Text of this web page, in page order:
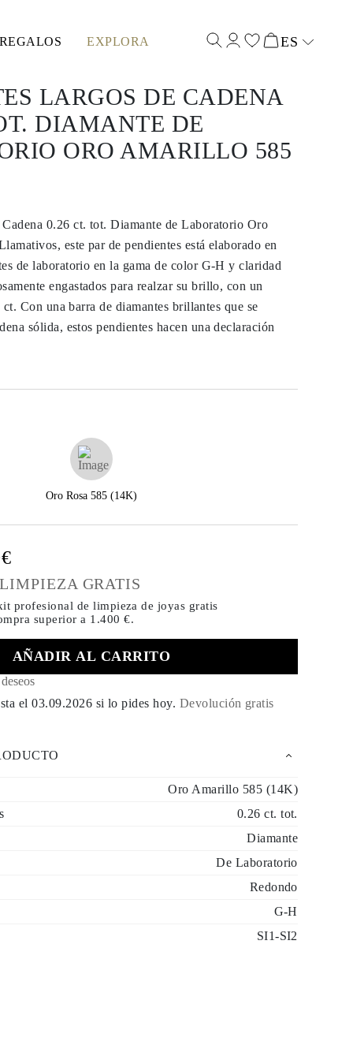
EXPLORA ES
LARGOS DE CADENA
DIAMANTE DE
ORO AMARILLO 585
Cadena 0.26 ct. tot. Diamante de Laboratorio Oro
este par de pendientes está elaborado en
de laboratorio en la gama de color G-H y claridad
engastados para realzar su brillo, con un
Con una barra de diamantes brillantes que se
sólida, estos pendientes hacen una declaración
Oro Rosa 585 (14K)
GRATIS
profesional de limpieza de joyas gratis
superior a 1.400 €.
AÑADIR AL CARRITO
el03.09.2026 si lo pides hoy. Devolución gratis
Oro Amarillo 585 (14K)
0.26 ct. tot.
Diamante
De Laboratorio
Redondo
G-H
SI1-SI2